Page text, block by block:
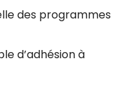
des programmes
d’adhésion à